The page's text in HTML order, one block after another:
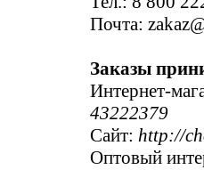
Почта:
Заказы
Интернет-
43222379
Сайт: http://
Оптовый